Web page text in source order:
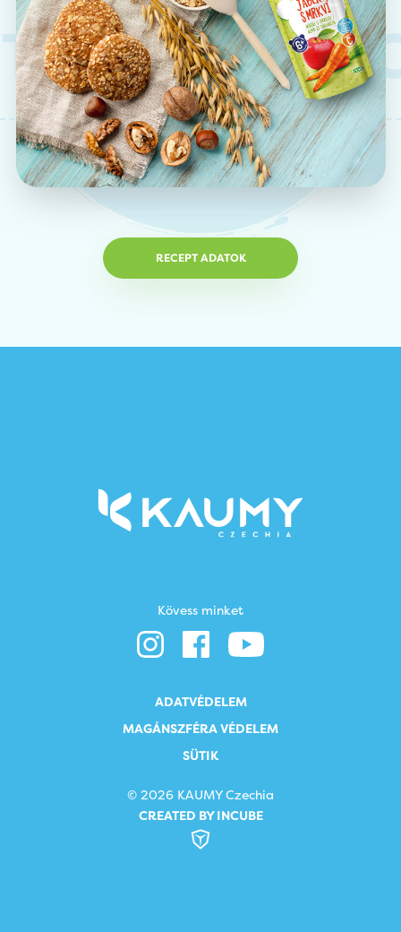
RECEPT ADATOK
Kövess minket
ADATVÉDELEM
MAGÁNSZFÉRA VÉDELEM
SÜTIK
© 2026 KAUMY Czechia
CREATED BY INCUBE